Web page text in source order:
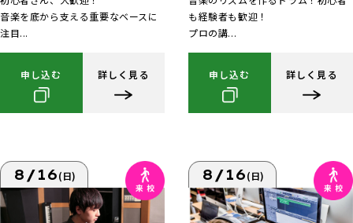
音楽を底から支える重要なベースに
注目...
申し込む 詳しく見る
も経験者も歓迎！
プロの講...
申し込む 詳しく見る
8/16(日) 8/16(日)